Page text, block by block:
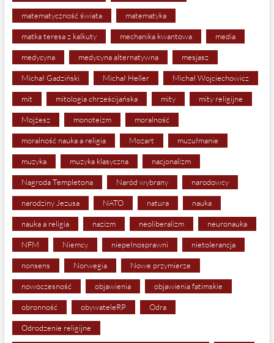
matematyczność świata matematyka
matka teresa z kalkuty mechanika kwantowa media
medycyna medycyna alternatywna mesjasz
Michał Gadziński Michał Heller Michał Wojciechowicz
mit mitologia chrześcijańska mity mity religijne
Mojżesz monoteizm moralność
moralność nauka a religia Mozart muzułmanie
muzyka muzyka klasyczna nacjonalizm
Nagroda Templetona Naród wybrany narodowcy
narodziny Jezusa NATO natura nauka
nauka a religia nazizm neoliberalizm neuronauka
NFM Niemcy niepełnosprawni nietolerancja
nonsens Norwegia Nowe przymierze
nowoczesność objawienia objawienia fatimskie
obronność obywateleRP Odra
Odrodzenie religijne